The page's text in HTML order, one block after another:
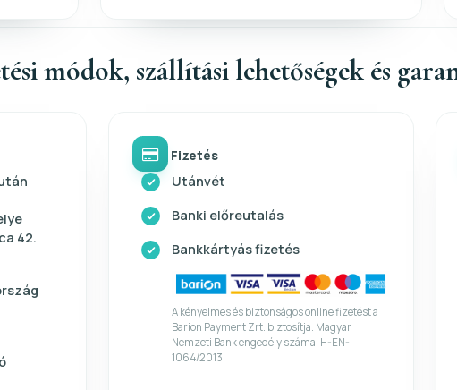
módok, szállítási lehetőségek és
42.
Fizetés
Utánvét
Banki előreutalás
Bankkártyás fizetés
A kényelmes és biztonságos online fizetést a
Barion Payment Zrt. biztosítja. Magyar
Nemzeti Bank engedély száma: H-EN-I-
1064/2013